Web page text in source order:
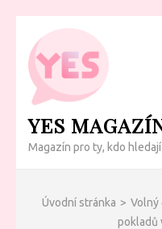
Přeskočit
obsah
(Enter)
YES
Magazín pro ty, kdo
Úvodní stránka > Volný
pokladů